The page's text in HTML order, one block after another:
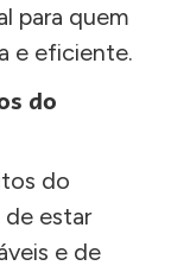
para quem
e eficiente.
do
do
estar
e de